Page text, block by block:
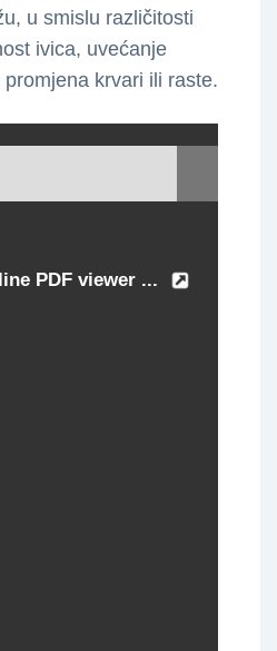
u smislu različitosti
ivica, uvećanje
krvari ili raste.